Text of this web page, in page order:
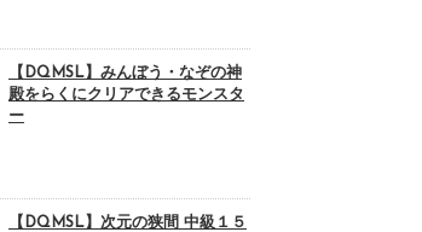
【DQMSL】みんぼう・なぞの神
殿をらくにクリアできるモンスタ
ー
【DQMSL】次元の狭間 中級１５